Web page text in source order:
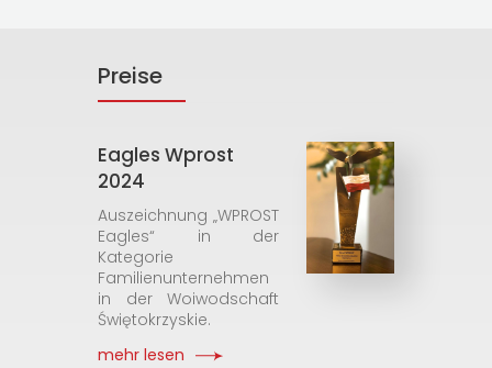
Preise
Eagles Wprost
2024
Auszeichnung „WPROST
Eagles“ in der
Kategorie
Familienunternehmen
in der Woiwodschaft
Świętokrzyskie.
mehr lesen